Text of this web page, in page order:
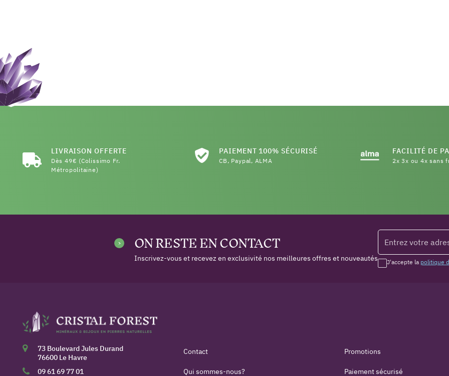
LIVRAISON OFFERTE
Dès 49€ (Colissimo Fr.
Métropolitaine)
PAIEMENT 100% SÉCURISÉ
CB, Paypal, ALMA
FACILITÉ DE
2x 3x ou 4x sans
ON RESTE EN CONTACT
Inscrivez-vous et recevez en exclusivité nos meilleures offres et nouveautés J'accepte la politique
73 Boulevard Jules Durand
76600 Le Havre
09 61 69 77 01
Contact
Qui sommes-nous?
Promotions
Paiement sécurisé